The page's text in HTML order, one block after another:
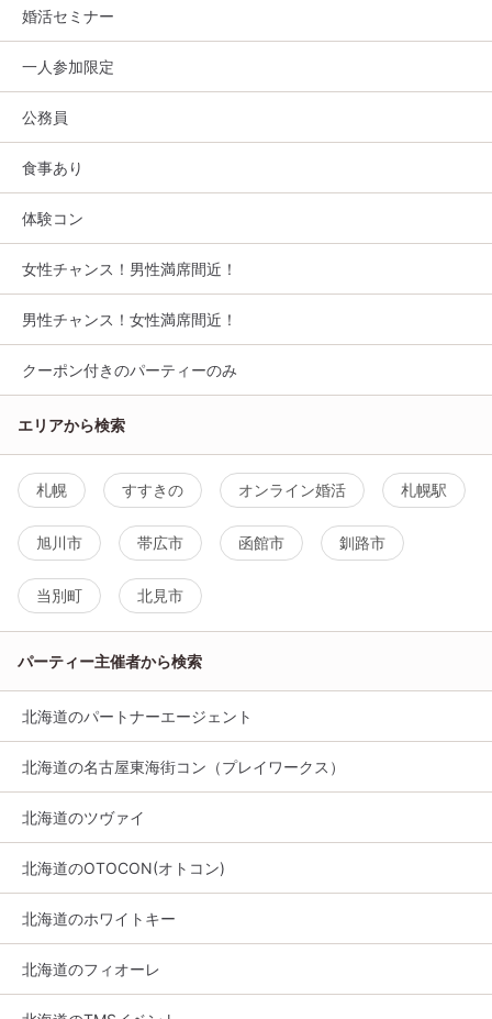
婚活セミナー
一人参加限定
公務員
食事あり
体験コン
女性チャンス！男性満席間近！
男性チャンス！女性満席間近！
クーポン付きのパーティーのみ
エリアから検索
札幌 すすきの オンライン婚活 札幌駅
旭川市 帯広市 函館市 釧路市
当別町 北見市
パーティー主催者から検索
北海道のパートナーエージェント
北海道の名古屋東海街コン（プレイワークス）
北海道のツヴァイ
北海道のOTOCON(オトコン)
北海道のホワイトキー
北海道のフィオーレ